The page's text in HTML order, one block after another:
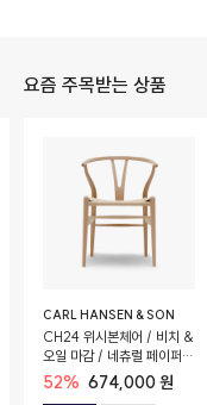
요즘 주목받는 상품
CARL HANSEN & SON
CH24 위시본체어 / 비치 &
오일 마감 / 네츄럴 페이퍼
코드 시트
52% 674,000 원